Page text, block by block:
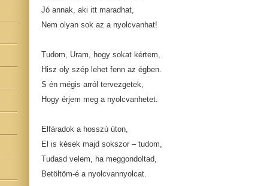
Jó annak, aki itt maradhat,
Nem olyan sok az a nyolcvanhat!
Tudom, Uram, hogy sokat kértem,
Hisz oly szép lehet fenn az égben.
S én mégis arról tervezgetek,
Hogy érjem meg a nyolcvanhetet.
Elfáradok a hosszú úton,
El is kések majd sokszor – tudom,
Tudasd velem, ha meggondoltad,
Betöltöm-é a nyolcvannyolcat.